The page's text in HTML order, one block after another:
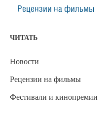
Рецензии на фильмы
ЧИТАТЬ
Новости
Рецензии на фильмы
Фестивали и кинопремии